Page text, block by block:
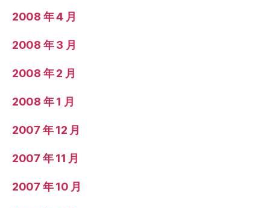
2008 年 4 月
2008 年 3 月
2008 年 2 月
2008 年 1 月
2007 年 12 月
2007 年 11 月
2007 年 10 月